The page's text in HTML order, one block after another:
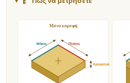
Μόνο κορυφή
Πλάτος
Μήκος
Κρέμασμα